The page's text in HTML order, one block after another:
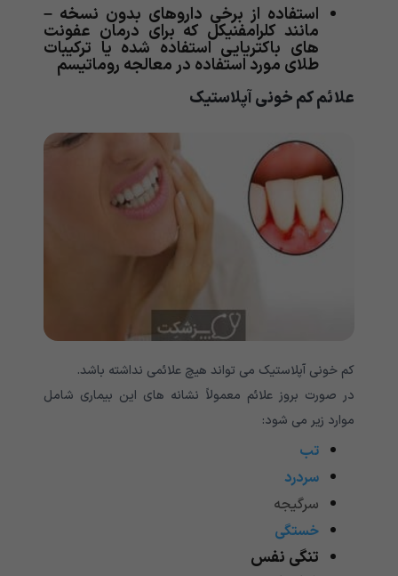
استفاده از برخی داروهای بدون نسخه –
مانند کلرامفنیکل که برای درمان عفونت
های باکتریایی استفاده شده یا ترکیبات
طلای مورد استفاده در معالجه روماتیسم
علائم کم خونی آپلاستیک
کم خونی آپلاستیک می تواند هیچ علائمی نداشته باشد.
در صورت بروز علائم معمولاً نشانه های این بیماری شامل
موارد زیر می شود:
تب
سردرد
سرگیجه
خستگی
تنگی نفس